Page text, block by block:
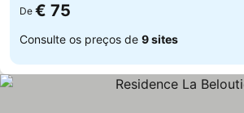
De € 75
Consulte os preços de 9 sites